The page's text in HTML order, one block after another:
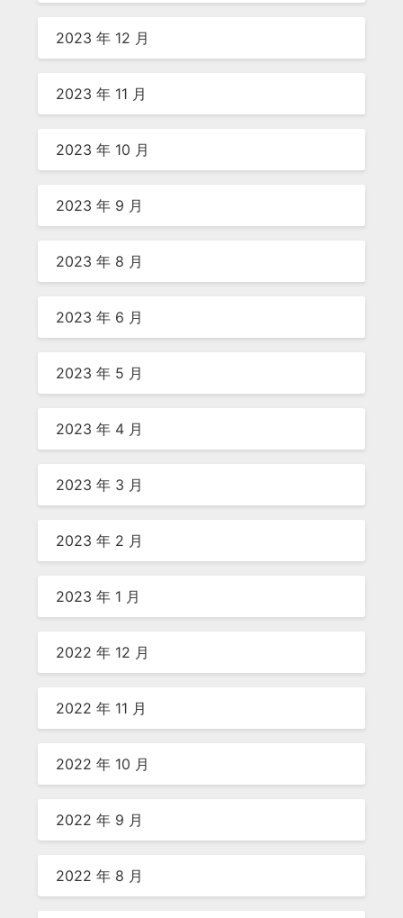
2023 年 12 月
2023 年 11 月
2023 年 10 月
2023 年 9 月
2023 年 8 月
2023 年 6 月
2023 年 5 月
2023 年 4 月
2023 年 3 月
2023 年 2 月
2023 年 1 月
2022 年 12 月
2022 年 11 月
2022 年 10 月
2022 年 9 月
2022 年 8 月